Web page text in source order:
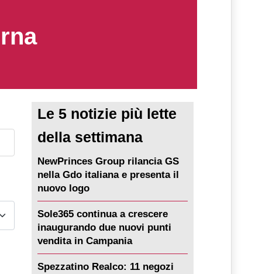
Le 5 notizie più lette
della settimana
NewPrinces Group rilancia GS
nella Gdo italiana e presenta il
nuovo logo
Sole365 continua a crescere
inaugurando due nuovi punti
vendita in Campania
Spezzatino Realco: 11 negozi